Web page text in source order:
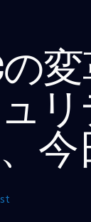
リ
今